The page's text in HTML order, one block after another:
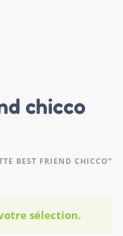
chicco
BEST FRIEND CHICCO”
sélection.